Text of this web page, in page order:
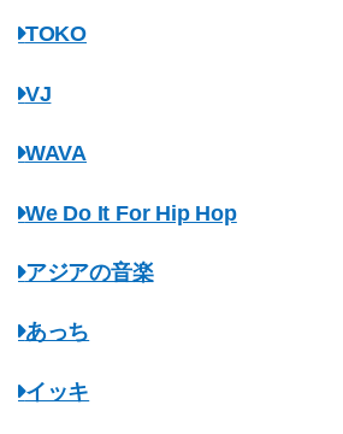
TOKO
VJ
WAVA
We Do It For Hip Hop
アジアの音楽
あっち
イッキ